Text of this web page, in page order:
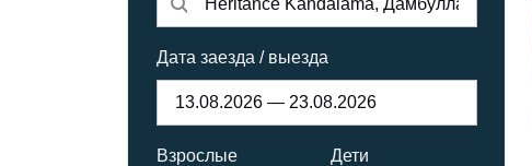
Дата заезда / выезда
Взрослые Дети